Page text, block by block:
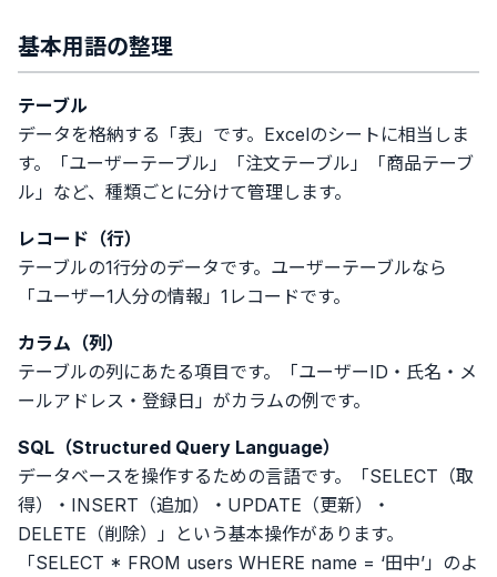
基本用語の整理
テーブル
データを格納する「表」です。Excelのシートに相当しま
す。「ユーザーテーブル」「注文テーブル」「商品テーブ
ル」など、種類ごとに分けて管理します。
レコード（行）
テーブルの1行分のデータです。ユーザーテーブルなら
「ユーザー1人分の情報」1レコードです。
カラム（列）
テーブルの列にあたる項目です。「ユーザーID・氏名・メ
ールアドレス・登録日」がカラムの例です。
SQL（Structured Query Language）
データベースを操作するための言語です。「SELECT（取
得）・INSERT（追加）・UPDATE（更新）・
DELETE（削除）」という基本操作があります。
「SELECT * FROM users WHERE name = ‘田中’」のよ